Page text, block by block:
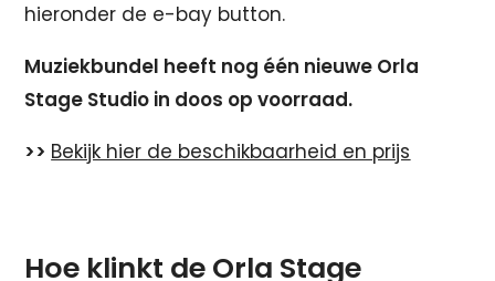
hieronder de e-bay button.
Muziekbundel heeft nog één nieuwe Orla
Stage Studio in doos op voorraad.
>> Bekijk hier de beschikbaarheid en prijs
Hoe klinkt de Orla Stage